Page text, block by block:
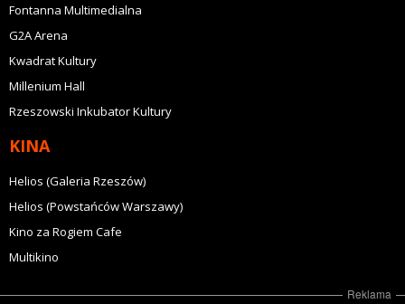
Fontanna Multimedialna
G2A Arena
Kwadrat Kultury
Millenium Hall
Rzeszowski Inkubator Kultury
KINA
Helios (Galeria Rzeszów)
Helios (Powstańców Warszawy)
Kino za Rogiem Cafe
Multikino
Reklama